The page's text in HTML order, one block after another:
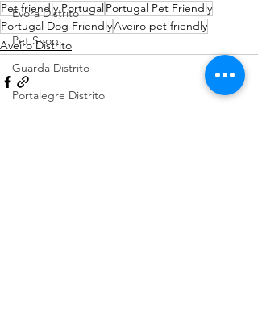
Évora Distrito
Pet Shop
Guarda Distrito
Portalegre Distrito
Pet friendly PortugalPortugal Pet Friendly
Portugal Dog FriendlyAveiro pet friendly
Aveiro Distrito